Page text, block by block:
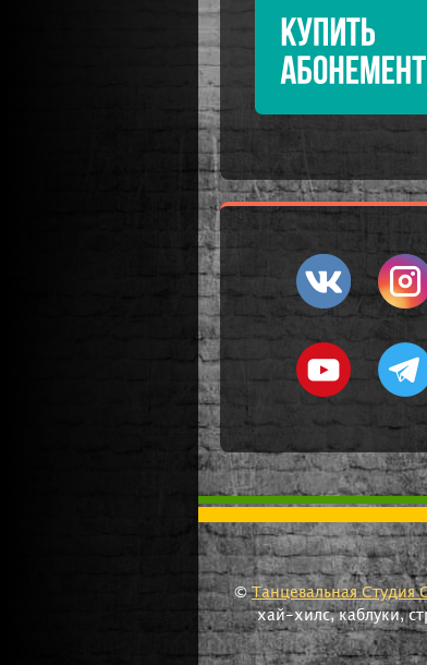
©Танцевальная Студия
хай-хилс, каблуки,